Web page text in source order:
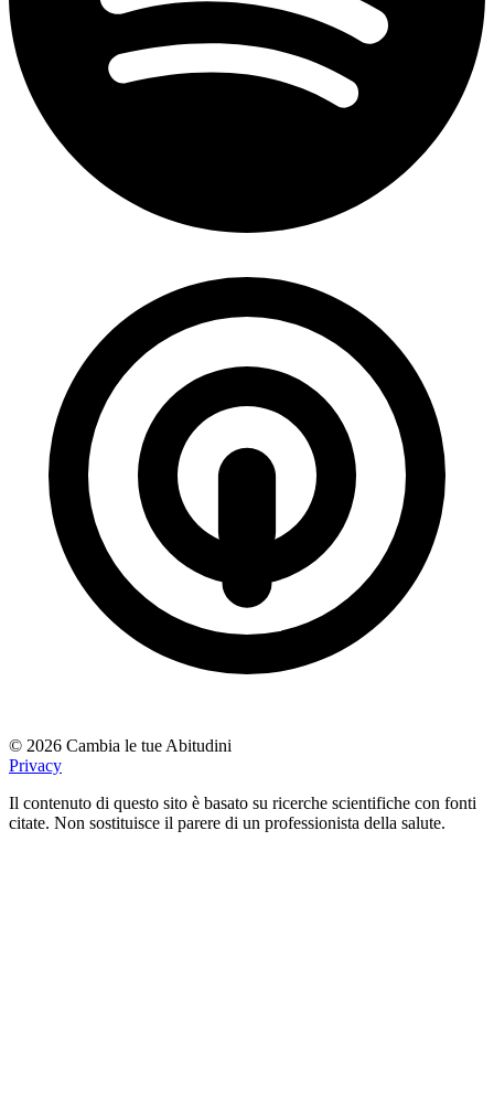
© 2026 Cambia le tue Abitudini
Privacy
Il contenuto di questo sito è basato su ricerche scientifiche con fonti
citate. Non sostituisce il parere di un professionista della salute.